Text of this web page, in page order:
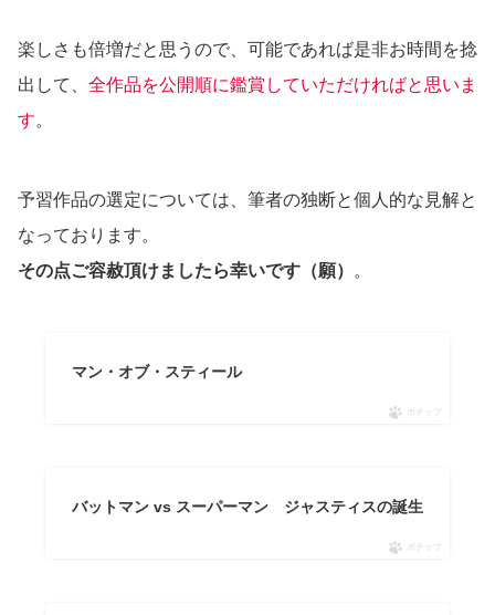
楽しさも倍増だと思うので、可能であれば是非お時間を捻
出して、 全作品を公開順に鑑賞していただければと思いま
す。
予習作品の選定については、筆者の独断と個人的な見解と
なっております。
その点ご容赦頂けましたら幸いです（願） 。
マン・オブ・スティール
ポチップ
バットマン vs スーパーマン ジャスティスの誕生
ポチップ